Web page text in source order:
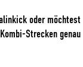
oder möchtest
Strecken genau